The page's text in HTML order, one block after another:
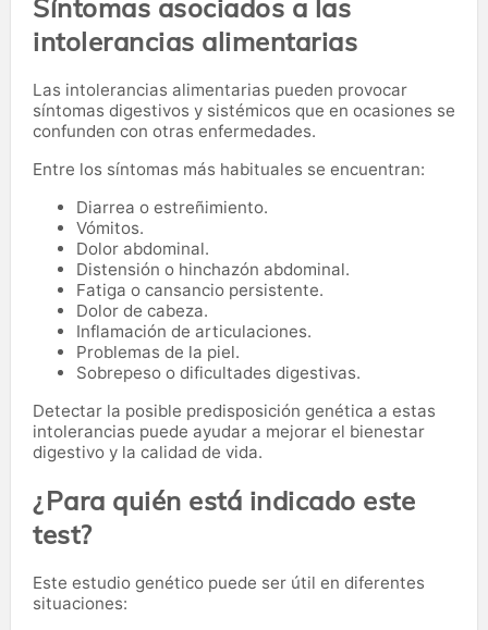
Síntomas asociados a las
intolerancias alimentarias
Las intolerancias alimentarias pueden provocar
síntomas digestivos y sistémicos que en ocasiones se
confunden con otras enfermedades.
Entre los síntomas más habituales se encuentran:
Diarrea o estreñimiento.
Vómitos.
Dolor abdominal.
Distensión o hinchazón abdominal.
Fatiga o cansancio persistente.
Dolor de cabeza.
Inflamación de articulaciones.
Problemas de la piel.
Sobrepeso o dificultades digestivas.
Detectar la posible predisposición genética a estas
intolerancias puede ayudar a mejorar el bienestar
digestivo y la calidad de vida.
¿Para quién está indicado este
test?
Este estudio genético puede ser útil en diferentes
situaciones: